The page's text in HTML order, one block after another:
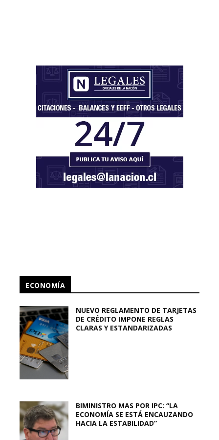
ECONOMÍA
NUEVO REGLAMENTO DE TARJETAS
DE CRÉDITO IMPONE REGLAS
CLARAS Y ESTANDARIZADAS
BIMINISTRO MAS POR IPC: “LA
ECONOMÍA SE ESTÁ ENCAUZANDO
HACIA LA ESTABILIDAD”